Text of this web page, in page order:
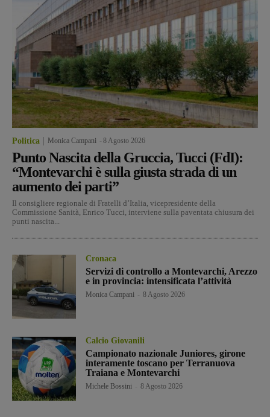
Politica Monica Campani 8 Agosto 2026
Punto Nascita della Gruccia, Tucci (FdI):
“Montevarchi è sulla giusta strada di un
aumento dei parti”
Il consigliere regionale di Fratelli d’Italia, vicepresidente della
Commissione Sanità, Enrico Tucci, interviene sulla paventata chiusura dei
punti nascita...
Cronaca
Servizi di controllo a Montevarchi, Arezzo
e in provincia: intensificata l’attività
Monica Campani 8 Agosto 2026
Calcio Giovanili
Campionato nazionale Juniores, girone
interamente toscano per Terranuova
Traiana e Montevarchi
Michele Bossini 8 Agosto 2026